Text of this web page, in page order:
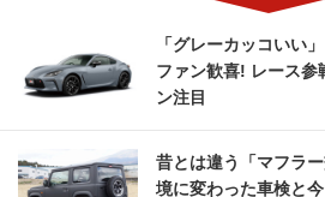
「グレーカッコいい
ファン歓喜! レース参
ン注目
昔とは違う「マフラ
境に変わった車検と